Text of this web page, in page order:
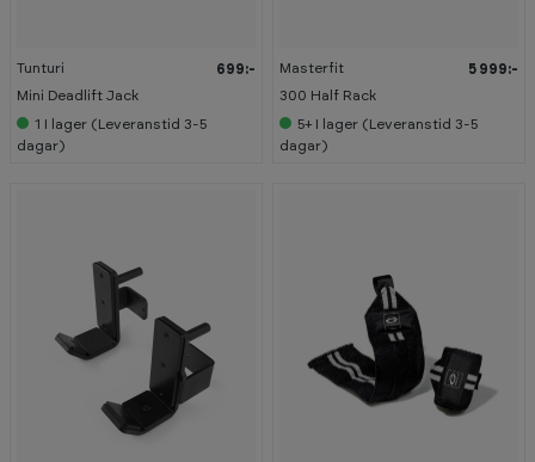
Tunturi
Mini Deadlift Jack
699:-
1 I lager (Leveranstid 3-5
dagar)
Masterfit
300 Half Rack
5 999:-
5+ I lager (Leveranstid 3-5
dagar)